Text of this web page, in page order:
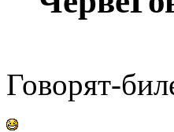
Говорят-